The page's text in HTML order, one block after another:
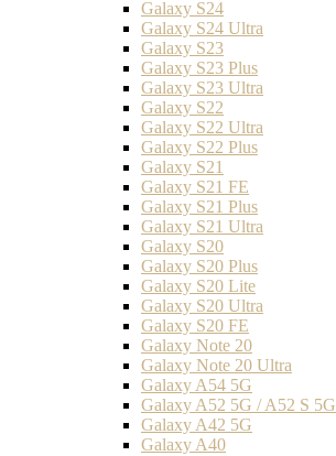
Galaxy S24
Galaxy S24 Ultra
Galaxy S23
Galaxy S23 Plus
Galaxy S23 Ultra
Galaxy S22
Galaxy S22 Ultra
Galaxy S22 Plus
Galaxy S21
Galaxy S21 FE
Galaxy S21 Plus
Galaxy S21 Ultra
Galaxy S20
Galaxy S20 Plus
Galaxy S20 Lite
Galaxy S20 Ultra
Galaxy S20 FE
Galaxy Note 20
Galaxy Note 20 Ultra
Galaxy A54 5G
Galaxy A52 5G / A52 S 5G
Galaxy A42 5G
Galaxy A40